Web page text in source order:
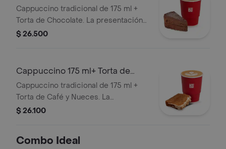
Chocolate
Cappuccino tradicional de 175 ml +
Torta de Chocolate. La presentación
del Cappuccino puede variar
transporte para pedidos a domicilio.
$ 26.500
Cappuccino 175 ml+ Torta de
Café
Cappuccino tradicional de 175 ml +
Torta de Café y Nueces. La
presentación del Cappuccino puede
durante el transporte para pedidos a
$ 26.100
Combo Ideal